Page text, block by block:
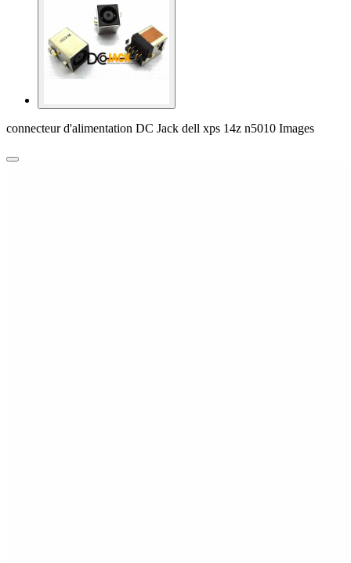
connecteur d'alimentation DC Jack dell xps 14z n5010 Images